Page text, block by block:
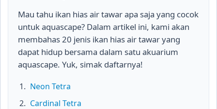
Mau tahu ikan hias air tawar apa saja yang cocok
untuk aquascape? Dalam artikel ini, kami akan
membahas 20 jenis ikan hias air tawar yang
dapat hidup bersama dalam satu akuarium
aquascape. Yuk, simak daftarnya!
Neon Tetra
Cardinal Tetra